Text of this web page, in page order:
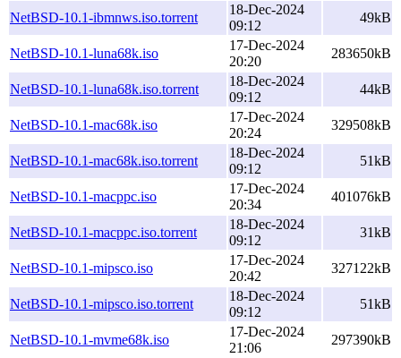
NetBSD-10.1-ibmnws.iso.torrent
18-Dec-2024
09:12
49kB
NetBSD-10.1-luna68k.iso
17-Dec-2024
20:20
283650kB
NetBSD-10.1-luna68k.iso.torrent
18-Dec-2024
09:12
44kB
NetBSD-10.1-mac68k.iso
17-Dec-2024
20:24
329508kB
NetBSD-10.1-mac68k.iso.torrent
18-Dec-2024
09:12
51kB
NetBSD-10.1-macppc.iso
17-Dec-2024
20:34
401076kB
NetBSD-10.1-macppc.iso.torrent
18-Dec-2024
09:12
31kB
NetBSD-10.1-mipsco.iso
17-Dec-2024
20:42
327122kB
NetBSD-10.1-mipsco.iso.torrent
18-Dec-2024
09:12
51kB
NetBSD-10.1-mvme68k.iso
17-Dec-2024
21:06
297390kB